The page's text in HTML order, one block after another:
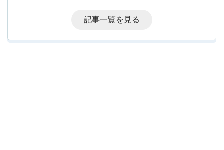
記事一覧を見る